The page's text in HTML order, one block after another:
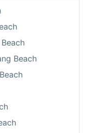
Beach